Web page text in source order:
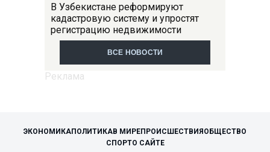
В Узбекистане реформируют
кадастровую систему и упростят
регистрацию недвижимости
ВСЕ НОВОСТИ
ЭКОНОМИКАПОЛИТИКАВ МИРЕПРОИСШЕСТВИЯОБЩЕСТВО
СПОРТО САЙТЕ